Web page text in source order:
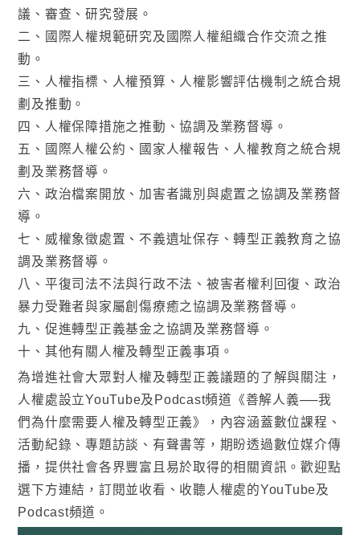
議、審查、研究發展。
二、國際人權規範研究及國際人權組織合作交流之推
動。
三、人權指標、人權預算、人權影響評估機制之統合規
劃及推動。
四、人權保障措施之推動、協調及業務督導。
五、國際人權公約、國家人權報告、人權教育之統合規
劃及業務督導。
六、政治檔案開放、加害者識別與處置之協調及業務督
導。
七、威權象徵處置、不義遺址保存、轉型正義教育之協
調及業務督導。
八、平復司法不法與行政不法、被害者權利回復、政治
暴力受難者與家屬創傷療癒之協調及業務督導。
九、促進轉型正義基金之協調及業務督導。
十、其他有關人權及轉型正義事項。
為增進社會大眾對人權及轉型正義議題的了解與關注，
人權處設立YouTube及Podcast頻道《善解人義──我
們為什麼需要人權及轉型正義》，內容涵蓋數位課程、
活動紀錄、專題訪談、有聲書等，期盼透過數位媒介傳
播，提供社會各界豐富且易於取得的相關資訊。歡迎點
選下方連結，訂閱並收看、收聽人權處的YouTube及
Podcast頻道。